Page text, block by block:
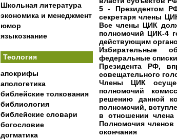
Школьная литература
экономика и менеджмент
юмор
языкознание
Теология
апокрифы
апологетика
библейские толкования
библиология
библейские словари
богословие
догматика
5 - Президентом
секретаря члены
Все члены ЦИК
полномочий ЦИК-4
действующим
Избирательные
федеральные
Президента РФ,
совещательного
Члены ЦИК
полномочий
решению данной
полномочий,
в отношении члена
Полномочия
окончания